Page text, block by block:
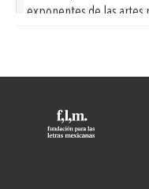
exponentes de las artes
continuación
realizada por el